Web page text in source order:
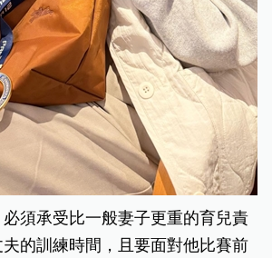
須承受比一般妻子更重的育兒責
的訓練時間，且要面對他比賽前